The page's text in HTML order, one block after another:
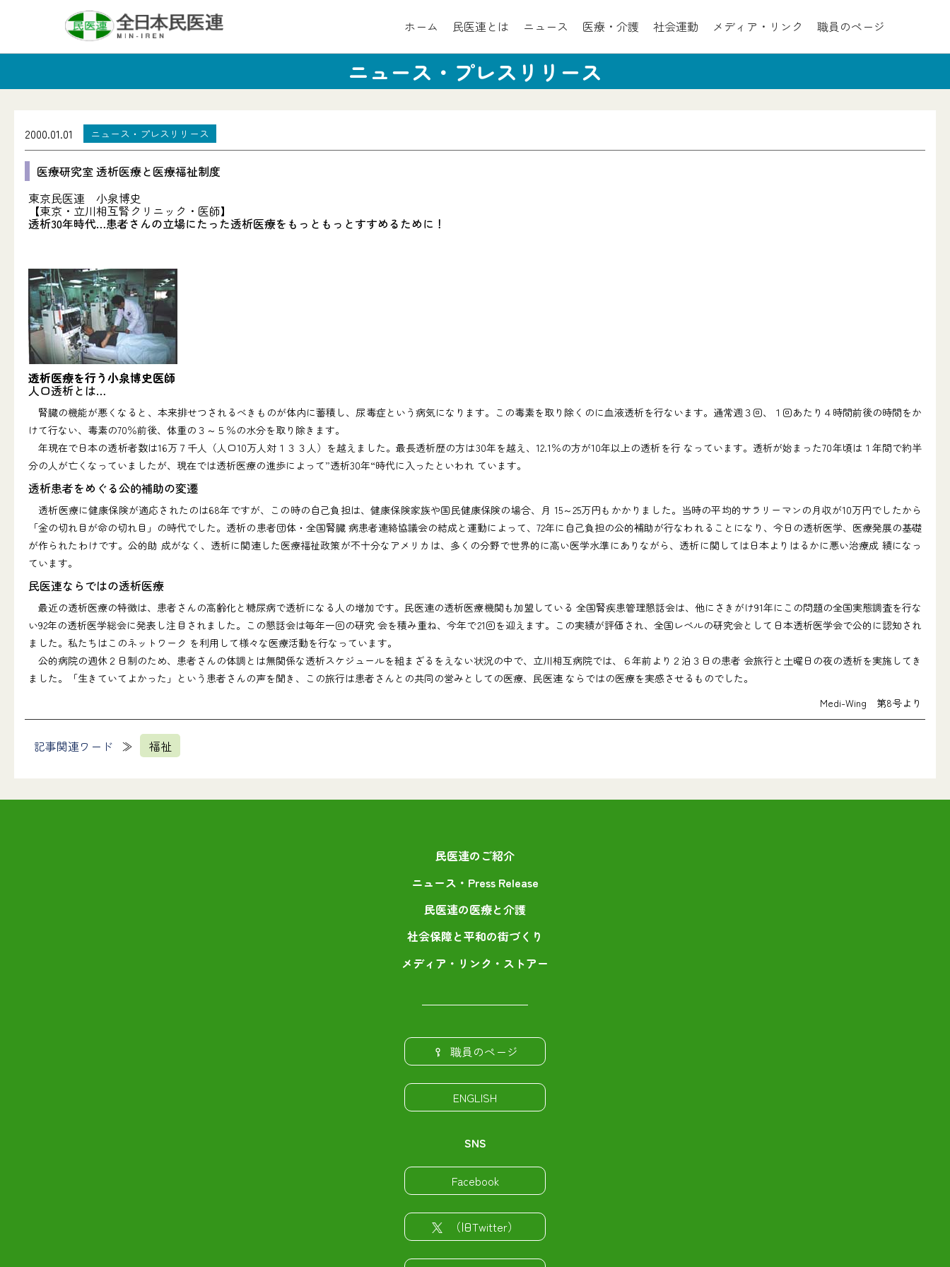
ホーム 民医連とは ニュース 医療・介護 社会運動 メディア・リンク 職員のページ
ニュース・プレスリリース
2000.01.01 ニュース・プレスリリース
医療研究室 透析医療と医療福祉制度
東京民医連 小泉博史
【東京・立川相互腎クリニック・医師】
透析30年時代…患者さんの立場にたった透析医療をもっともっとすすめるために！
透析医療を行う小泉博史医師
人口透析とは…
腎臓の機能が悪くなると、本来排せつされるべきものが体内に蓄積し、尿毒症という病気になります。この毒素を取り除くのに血液透析を行ないます。通常週３回、１回あたり４時間前後の時間をか
けて行ない、毒素の70％前後、体重の３～５％の水分を取り除きます。
年現在で日本の透析者数は16万７千人（人口10万人対１３３人）を越えました。最長透析歴の方は30年を越え、12.1％の方が10年以上の透析を行 なっています。透析が始まった70年頃は１年間で約半
分の人が亡くなっていましたが、現在では透析医療の進歩によって”透析30年“時代に入ったといわれ ています。
透析患者をめぐる公的補助の変遷
透析医療に健康保険が適応されたのは68年ですが、この時の自己負担は、健康保険家族や国民健康保険の場合、月 15～25万円もかかりました。当時の平均的サラリーマンの月収が10万円でしたから
「金の切れ目が命の切れ目」の時代でした。透析の患者団体・全国腎臓 病患者連絡協議会の結成と運動によって、72年に自己負担の公的補助が行なわれることになり、今日の透析医学、医療発展の基礎
が作られたわけです。公的助 成がなく、透析に関連した医療福祉政策が不十分なアメリカは、多くの分野で世界的に高い医学水準にありながら、透析に関しては日本よりはるかに悪い治療成 績になっ
ています。
民医連ならではの透析医療
最近の透析医療の特徴は、患者さんの高齢化と糖尿病で透析になる人の増加です。民医連の透析医療機関も加盟している 全国腎疾患管理懇話会は、他にさきがけ91年にこの問題の全国実態調査を行な
い92年の透析医学総会に発表し注目されました。この懇話会は毎年一回の研究 会を積み重ね、今年で21回を迎えます。この実績が評価され、全国レベルの研究会として日本透析医学会で公的に認知され
ました。私たちはこのネットワーク を利用して様々な医療活動を行なっています。
公的病院の週休２日制のため、患者さんの体調とは無関係な透析スケジュールを組まざるをえない状況の中で、立川相互病院では、６年前より２泊３日の患者 会旅行と土曜日の夜の透析を実施してき
ました。「生きていてよかった」という患者さんの声を聞き、この旅行は患者さんとの共同の営みとしての医療、民医連 ならではの医療を実感させるものでした。
Medi-Wing 第8号より
記事関連ワード 福祉
民医連のご紹介
ニュース・Press Release
民医連の医療と介護
社会保障と平和の街づくり
メディア・リンク・ストアー
職員のページ
ENGLISH
SNS
Facebook
（旧Twitter）